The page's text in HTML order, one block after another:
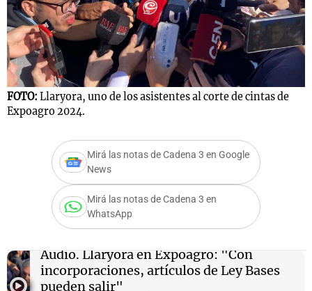
FOTO: Llaryora, uno de los asistentes al corte de cintas de
Expoagro 2024.
Mirá las notas de Cadena 3 en Google
News
Mirá las notas de Cadena 3 en
WhatsApp
Audio. Llaryora en Expoagro: "Con
incorporaciones, artículos de Ley Bases
pueden salir"
Notas
Mundial 2026
Notas
La Sole en
Cadena 3